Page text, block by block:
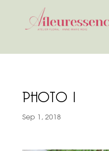
PHOTO 1
Sep 1, 2018